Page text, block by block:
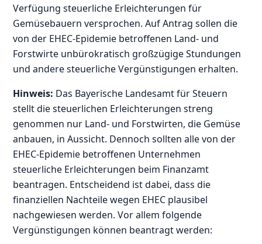
Verfügung steuerliche Erleichterungen für
Gemüsebauern versprochen. Auf Antrag sollen die
von der EHEC-Epidemie betroffenen Land- und
Forstwirte unbürokratisch großzügige Stundungen
und andere steuerliche Vergünstigungen erhalten.
Hinweis: Das Bayerische Landesamt für Steuern
stellt die steuerlichen Erleichterungen streng
genommen nur Land- und Forstwirten, die Gemüse
anbauen, in Aussicht. Dennoch sollten alle von der
EHEC-Epidemie betroffenen Unternehmen
steuerliche Erleichterungen beim Finanzamt
beantragen. Entscheidend ist dabei, dass die
finanziellen Nachteile wegen EHEC plausibel
nachgewiesen werden. Vor allem folgende
Vergünstigungen können beantragt werden: